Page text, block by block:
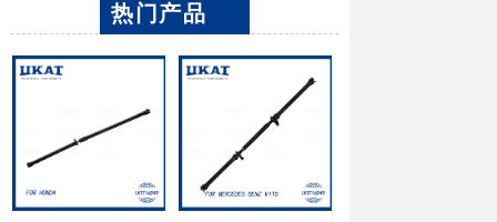
热门产品